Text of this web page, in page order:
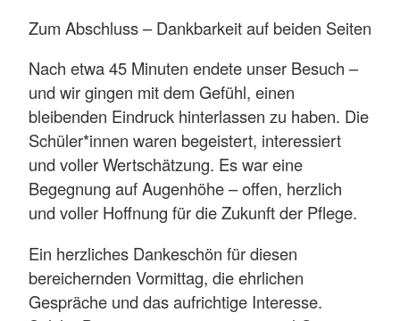
Zum Abschluss – Dankbarkeit auf beiden Seiten
Nach etwa 45 Minuten endete unser Besuch –
und wir gingen mit dem Gefühl, einen
bleibenden Eindruck hinterlassen zu haben. Die
Schüler*innen waren begeistert, interessiert
und voller Wertschätzung. Es war eine
Begegnung auf Augenhöhe – offen, herzlich
und voller Hoffnung für die Zukunft der Pflege.
Ein herzliches Dankeschön für diesen
bereichernden Vormittag, die ehrlichen
Gespräche und das aufrichtige Interesse.